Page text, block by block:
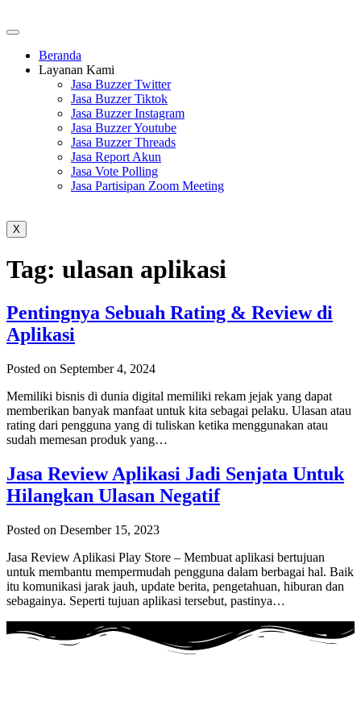
Beranda
Layanan Kami
Jasa Buzzer Twitter
Jasa Buzzer Tiktok
Jasa Buzzer Instagram
Jasa Buzzer Youtube
Jasa Buzzer Threads
Jasa Report Akun
Jasa Vote Polling
Jasa Partisipan Zoom Meeting
X
Tag: ulasan aplikasi
Pentingnya Sebuah Rating & Review di
Aplikasi
Posted on September 4, 2024
Memiliki bisnis di dunia digital memiliki rekam jejak yang dapat
memberikan banyak manfaat untuk kita sebagai pelaku. Ulasan atau
rating dari pengguna yang di tuliskan ketika menggunakan atau
sudah memesan produk yang…
Jasa Review Aplikasi Jadi Senjata Untuk
Hilangkan Ulasan Negatif
Posted on Desember 15, 2023
Jasa Review Aplikasi Play Store – Membuat aplikasi bertujuan
untuk membantu mempermudah pengguna dalam berbagai hal. Baik
itu komunikasi jarak jauh, update berita, pengetahuan, hiburan dan
sebagainya. Seperti tujuan aplikasi tersebut, pastinya…